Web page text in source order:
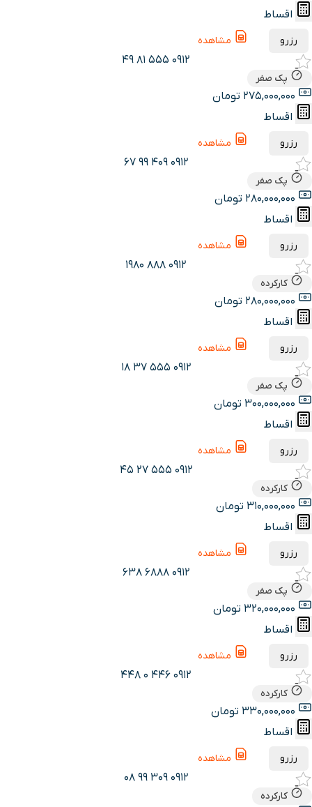
اقساط
رزرو مشاهده
0912 555 81 49
پک صفر
اقساط
رزرو مشاهده
0912 409 99 67
پک صفر
اقساط
رزرو مشاهده
0912 888 1980
کارکرده
اقساط
رزرو مشاهده
0912 555 37 18
پک صفر
اقساط
رزرو مشاهده
0912 555 27 45
کارکرده
اقساط
رزرو مشاهده
0912 6888 638
پک صفر
اقساط
رزرو مشاهده
0912 446 0 448
کارکرده
اقساط
رزرو مشاهده
0912 309 99 08
کارکرده